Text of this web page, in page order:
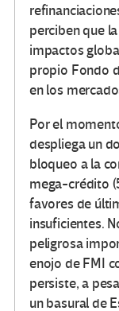
perciben que
impactos
propio Fondo
en los
Por el
despliega un
bloqueo a la
mega-crédito
favores de
insuficientes.
peligrosa
enojo de FMI
persiste, a
un basural de